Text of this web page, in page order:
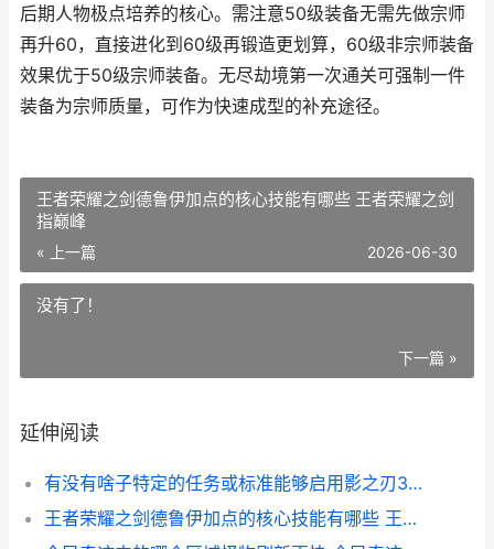
后期人物极点培养的核心。需注意50级装备无需先做宗师
再升60，直接进化到60级再锻造更划算，60级非宗师装备
效果优于50级宗师装备。无尽劫境第一次通关可强制一件
装备为宗师质量，可作为快速成型的补充途径。
王者荣耀之剑德鲁伊加点的核心技能有哪些 王者荣耀之剑
指巅峰
« 上一篇 2026-06-30
没有了！
下一篇 »
延伸阅读
有没有啥子特定的任务或标准能够启用影之刃3宗师的锻造选项 特定する
王者荣耀之剑德鲁伊加点的核心技能有哪些 王者荣耀之剑指巅峰